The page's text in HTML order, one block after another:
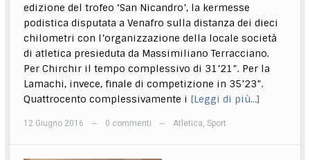
edizione del trofeo ‘San Nicandro’, la kermesse
podistica disputata a Venafro sulla distanza dei dieci
chilometri con l’organizzazione della locale società
di atletica presieduta da Massimiliano Terracciano.
Per Chirchir il tempo complessivo di 31’21”. Per la
Lamachi, invece, finale di competizione in 35’23”.
Quattrocento complessivamente i [Leggi di più…]
12 Giugno 2016 — 0 commenti — Atletica,Sport